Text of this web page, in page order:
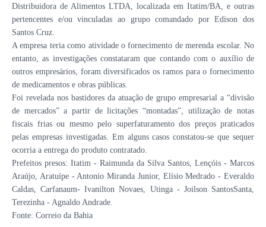
Distribuidora de Alimentos LTDA, localizada em Itatim/BA, e outras
pertencentes e/ou vinculadas ao grupo comandado por Edison dos
Santos Cruz.
A empresa teria como atividade o fornecimento de merenda escolar. No
entanto, as investigações constataram que contando com o auxílio de
outros empresários, foram diversificados os ramos para o fornecimento
de medicamentos e obras públicas.
Foi revelada nos bastidores da atuação de grupo empresarial a “divisão
de mercados” a partir de licitações “montadas”, utilização de notas
fiscais frias ou mesmo pelo superfaturamento dos preços praticados
pelas empresas investigadas. Em alguns casos constatou-se que sequer
ocorria a entrega do produto contratado.
Prefeitos presos: Itatim - Raimunda da Silva Santos, Lençóis - Marcos
Araújo, Aratuípe - Antonio Miranda Junior, Elísio Medrado - Everaldo
Caldas, Carfanaum- Ivanilton Novaes, Utinga - Joilson SantosSanta,
Terezinha - Agnaldo Andrade.
Fonte: Correio da Bahia